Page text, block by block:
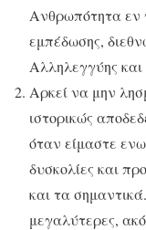
Ανθρωπότητα εν
εμπέδωσης,
Αλληλεγγύης και
Αρκεί να μην
ιστορικώς
όταν είμαστε
δυσκολίες και
και τα
μεγαλύτερες,